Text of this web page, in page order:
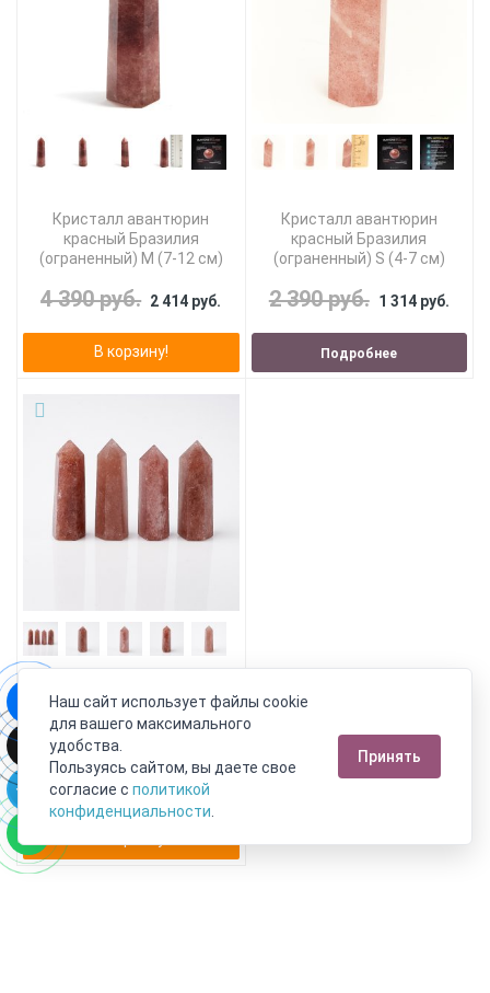
Кристалл авантюрин
красный Бразилия
(ограненный) M (7-12 см)
4 390 руб. 2 414 руб.
В корзину!
Кристалл авантюрин
красный Бразилия
(ограненный) S (4-7 см)
2 390 руб. 1 314 руб.
Подробнее
Кристалл авантюрин
красный Канада 9-12 см
(ограненный) (1 шт)
4 490 руб. 2 469 руб.
Наш сайт использует файлы cookie
для вашего максимального
удобства.
Пользуясь сайтом, вы даете свое
согласие с политикой
конфиденциальности
Принять